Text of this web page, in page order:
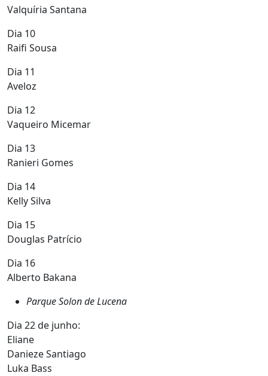
Valquíria Santana
Dia 10
Raifi Sousa
Dia 11
Aveloz
Dia 12
Vaqueiro Micemar
Dia 13
Ranieri Gomes
Dia 14
Kelly Silva
Dia 15
Douglas Patrício
Dia 16
Alberto Bakana
Parque Solon de Lucena
Dia 22 de junho:
Eliane
Danieze Santiago
Luka Bass